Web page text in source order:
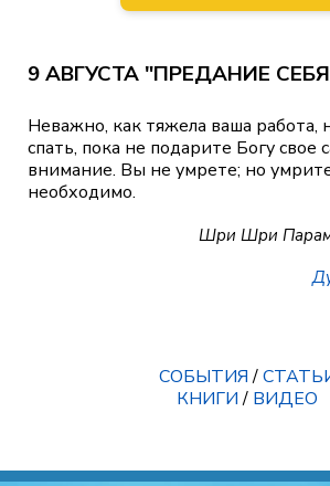
9 АВГУСТА "ПРЕДАНИЕ
Неважно, как тяжела ваша работа,
спать, пока не подарите Богу свое
внимание. Вы не умрете; но умрите
необходимо.
Шри Шри
СОБЫТИЯ/
КНИГИ/ ВИДЕО